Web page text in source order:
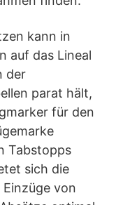
kann in
auf das Lineal
der
parat hält,
für den
Tabstopps
sich die
von